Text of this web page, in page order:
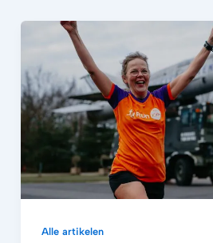
Alle artikelen